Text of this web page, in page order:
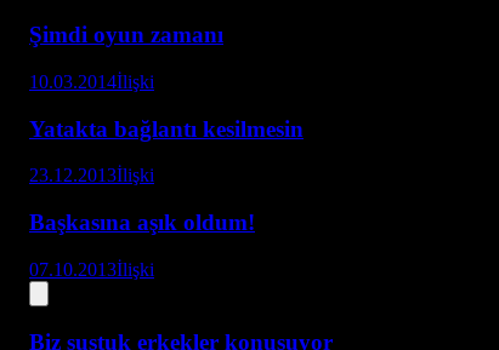
Şimdi oyun zamanı
10.03.2014İlişki
Yatakta bağlantı kesilmesin
23.12.2013İlişki
Başkasına aşık oldum!
07.10.2013İlişki
Biz sustuk erkekler konuşuyor